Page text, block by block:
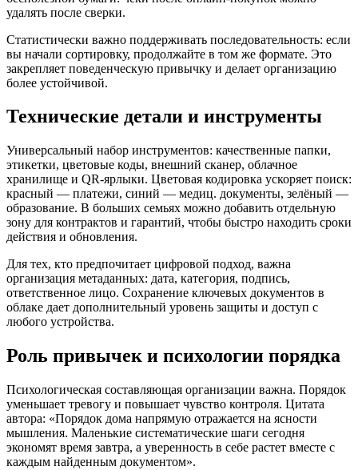
удалять после сверки.
Статистически важно поддерживать последовательность: если
вы начали сортировку, продолжайте в том же формате. Это
закрепляет поведенческую привычку и делает организацию
более устойчивой.
Технические детали и инструменты
Универсальный набор инструментов: качественные папки,
этикетки, цветовые коды, внешний сканер, облачное
хранилище и QR-ярлыки. Цветовая кодировка ускоряет поиск:
красный — платежи, синий — медиц. документы, зелёный —
образование. В больших семьях можно добавить отдельную
зону для контрактов и гарантий, чтобы быстро находить сроки
действия и обновления.
Для тех, кто предпочитает цифровой подход, важна
организация метаданных: дата, категория, подпись,
ответственное лицо. Сохранение ключевых документов в
облаке дает дополнительный уровень защиты и доступ с
любого устройства.
Роль привычек и психологии порядка
Психологическая составляющая организации важна. Порядок
уменьшает тревогу и повышает чувство контроля. Цитата
автора: «Порядок дома напрямую отражается на ясности
мышления. Маленькие систематические шаги сегодня
экономят время завтра, а уверенность в себе растет вместе с
каждым найденным документом».